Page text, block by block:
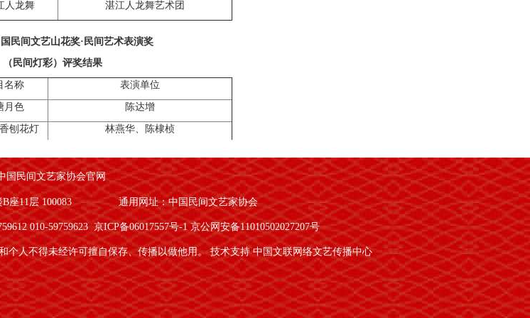
人龙舞 湛江人龙舞艺术团
民间文艺山花奖·民间艺术表演奖
（民间灯彩）评奖结果
名称 表演单位
月色 陈达增
刨花灯 林燕华、陈棣桢
马 陈益民等
香灯 婺源县文化馆、婺源县岩前村
间文艺山花奖·民间工艺美术作品奖
作者 作品名称
冯群星等 吴经提梁
林邵川 风吹芦花鱼满篓
国民间文艺家协会官网
座11层 100083 通用网址：中国民间文艺家协会
010-59759623京ICP备06017557号-1京公网安备11010502027207号
个人不得未经许可擅自保存、传播以做他用。技术支持 中国文联网络文艺传播中心